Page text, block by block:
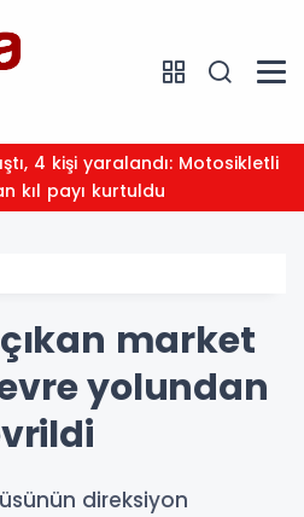
kıl payı kurtuldu
market
yolundan
direksiyon